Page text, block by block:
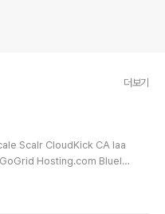
더보기
Scalr CloudKick CA Iaa
Hosting.com Bluelo